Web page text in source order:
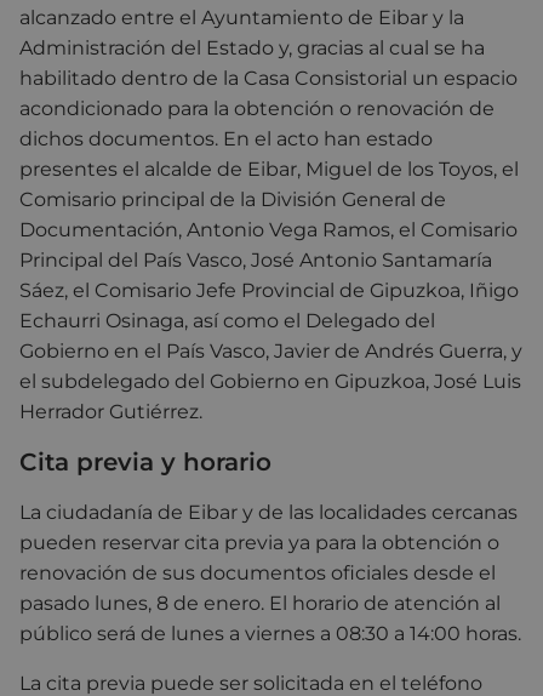
alcanzado entre el Ayuntamiento de Eibar y la
Administración del Estado y, gracias al cual se ha
habilitado dentro de la Casa Consistorial un espacio
acondicionado para la obtención o renovación de
dichos documentos. En el acto han estado
presentes el alcalde de Eibar, Miguel de los Toyos, el
Comisario principal de la División General de
Documentación, Antonio Vega Ramos, el Comisario
Principal del País Vasco, José Antonio Santamaría
Sáez, el Comisario Jefe Provincial de Gipuzkoa, Iñigo
Echaurri Osinaga, así como el Delegado del
Gobierno en el País Vasco, Javier de Andrés Guerra, y
el subdelegado del Gobierno en Gipuzkoa, José Luis
Herrador Gutiérrez.
Cita previa y horario
La ciudadanía de Eibar y de las localidades cercanas
pueden reservar cita previa ya para la obtención o
renovación de sus documentos oficiales desde el
pasado lunes, 8 de enero. El horario de atención al
público será de lunes a viernes a 08:30 a 14:00 horas.
La cita previa puede ser solicitada en el teléfono